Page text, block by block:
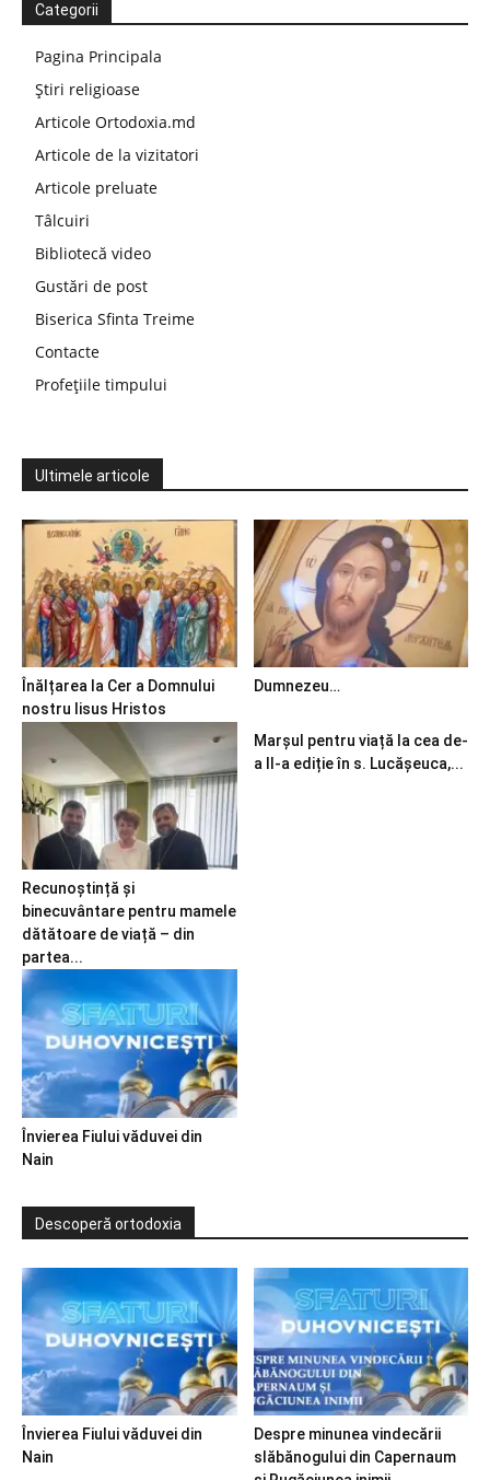
Categorii
Pagina Principala
Știri religioase
Articole Ortodoxia.md
Articole de la vizitatori
Articole preluate
Tâlcuiri
Bibliotecă video
Gustări de post
Biserica Sfinta Treime
Contacte
Profețiile timpului
Ultimele articole
Înălțarea la Cer a Domnului
nostru Iisus Hristos
Dumnezeu…
Recunoștință și
binecuvântare pentru mamele
dătătoare de viață – din
partea...
Marșul pentru viață la cea de-
a II-a ediție în s. Lucășeuca,...
Învierea Fiului văduvei din
Nain
Descoperă ortodoxia
Învierea Fiului văduvei din
Nain
Despre minunea vindecării
slăbănogului din Capernaum